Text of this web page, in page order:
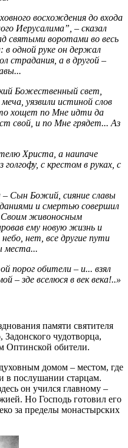
восхождения до входа
Иерусалима”, – сказал
святыми воротами во весь
в одной руке он держал
страдания, а в другой –
Божественный свет,
уязвили истиной слов
хощет по Мне идти да
свой, и по Мне грядет... Аз
Христа, а наипаче
с крестом в руках, с
– Сын Божий, сияние славы
и смертью совершил
Своим живоносным
ему новую жизнь и
нет, все другие пути
места...
порог обители – и... взял
– зде вселюся в век века!..»
памяти святителя
чудотворца,
Оптинской обители.
домом – местом, где
в послушании старцам.
он учился главному –
Но Господь готовил его
за пределы монастырских